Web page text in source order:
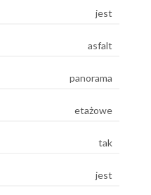
jest
asfalt
panorama
etażowe
tak
jest